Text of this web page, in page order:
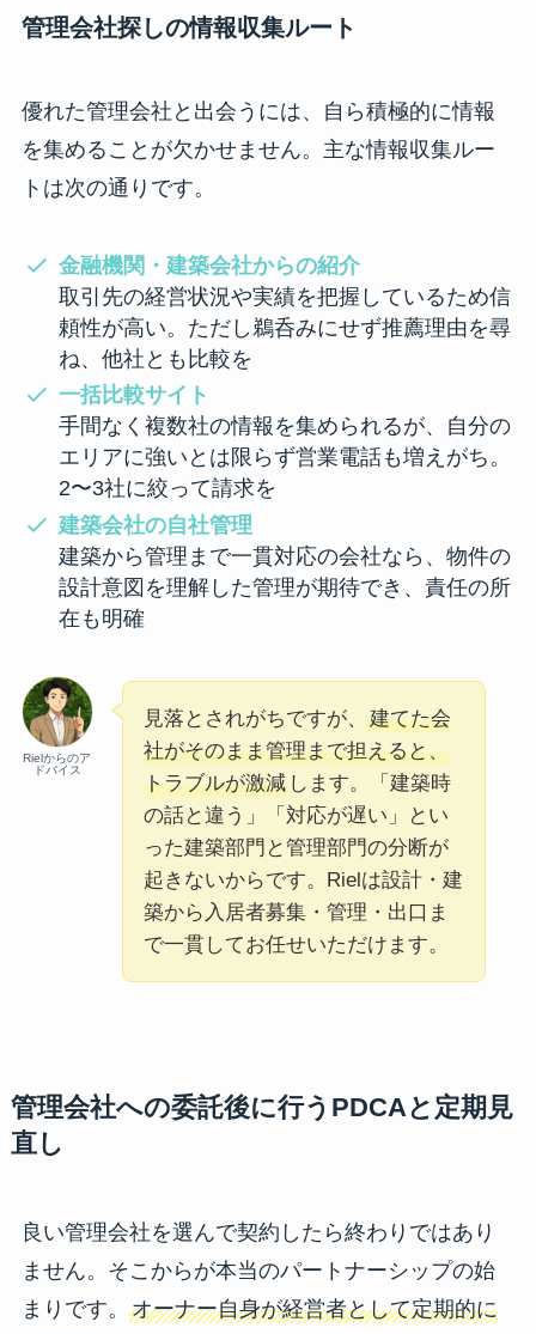
管理会社探しの情報収集ルート
優れた管理会社と出会うには、自ら積極的に情報
を集めることが欠かせません。主な情報収集ルー
トは次の通りです。
金融機関・建築会社からの紹介
取引先の経営状況や実績を把握しているため信
頼性が高い。ただし鵜呑みにせず推薦理由を尋
ね、他社とも比較を
一括比較サイト
手間なく複数社の情報を集められるが、自分の
エリアに強いとは限らず営業電話も増えがち。
2〜3社に絞って請求を
建築会社の自社管理
建築から管理まで一貫対応の会社なら、物件の
設計意図を理解した管理が期待でき、責任の所
在も明確
Rielからのア
ドバイス
見落とされがちですが、
建てた会
社がそのまま管理まで担えると、
トラブルが激減します。「建築時
の話と違う」「対応が遅い」とい
った建築部門と管理部門の分断が
起きないからです。Rielは設計・建
築から入居者募集・管理・出口ま
で一貫してお任せいただけます。
管理会社への委託後に行うPDCAと定期見
直し
良い管理会社を選んで契約したら終わりではあり
ません。そこからが本当のパートナーシップの始
まりです。 オーナー自身が経営者として定期的に